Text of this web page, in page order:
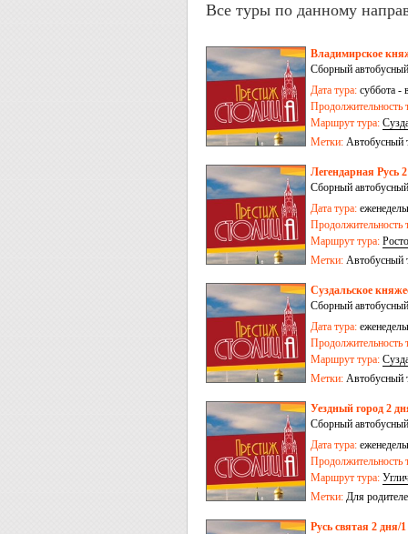
Все туры по данному
Владимирское
Сборный
Дата тура: суббота -
Продолжительность
Маршрут тура:
Метки: Автобусный
Легендарная Русь
Сборный
Дата тура:
Продолжительность
Маршрут тура:
Метки: Автобусный
Суздальское
Сборный
Дата тура:
Продолжительность
Маршрут тура:
Метки: Автобусный
Уездный город 2
Сборный
Дата тура:
Продолжительность
Маршрут тура:
Метки: Для
Русь святая 2 дня/